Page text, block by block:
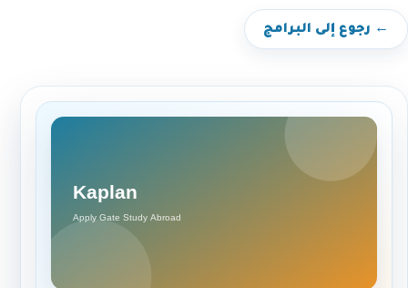
← رجوع إلى البرامج